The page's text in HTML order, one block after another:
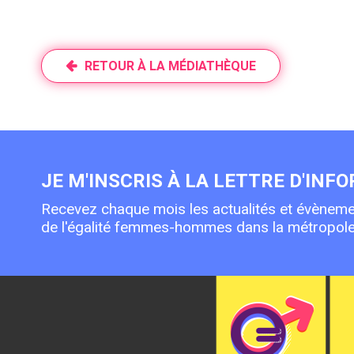
RETOUR À LA MÉDIATHÈQUE
JE M'INSCRIS À LA LETTRE
Recevez chaque mois les actualités et
de l'égalité femmes-hommes dans la